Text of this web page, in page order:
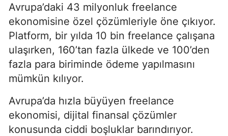
Avrupa’daki 43 milyonluk freelance
ekonomisine özel çözümleriyle öne çıkıyor.
Platform, bir yılda 10 bin freelance çalışana
ulaşırken, 160’tan fazla ülkede ve 100’den
fazla para biriminde ödeme yapılmasını
mümkün kılıyor.
Avrupa’da hızla büyüyen freelance
ekonomisi, dijital finansal çözümler
konusunda ciddi boşluklar barındırıyor.